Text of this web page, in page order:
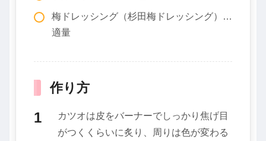
梅ドレッシング（杉田梅ドレッシング）…
適量
作り方
カツオは皮をバーナーでしっかり焦げ目
がつくくらいに炙り、周りは色が変わる